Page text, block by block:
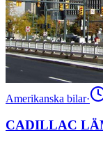
Amerikanska bilar·
CADILLAC